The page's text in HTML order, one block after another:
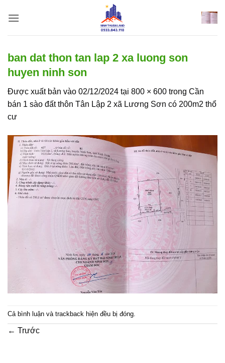
qua
ban dat thon tan lap 2 xa luong son
huyen ninh son
Được xuất bản vào 02/12/2024 tại 800 × 600 trong Cần
bán 1 sào đất thôn Tân Lập 2 xã Lương Sơn có 200m2 thổ
cư
Cả bình luận và trackback hiện đều bị đóng.
← Trước